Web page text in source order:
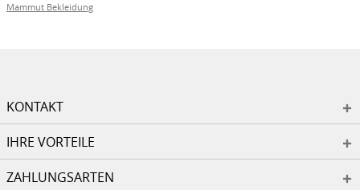
Mammut Bekleidung
KONTAKT
IHRE VORTEILE
ZAHLUNGSARTEN